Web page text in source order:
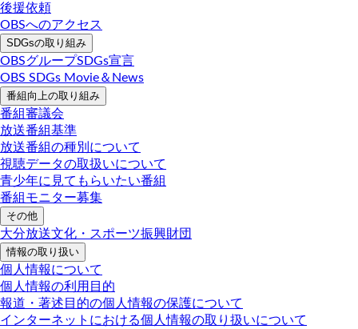
後援依頼
OBSへのアクセス
SDGsの取り組み
OBSグループSDGs宣言
OBS SDGs Movie＆News
番組向上の取り組み
番組審議会
放送番組基準
放送番組の種別について
視聴データの取扱いについて
青少年に見てもらいたい番組
番組モニター募集
その他
大分放送文化・スポーツ振興財団
情報の取り扱い
個人情報について
個人情報の利用目的
報道・著述目的の個人情報の保護について
インターネットにおける個人情報の取り扱いについて